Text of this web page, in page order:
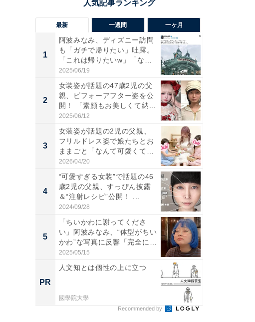
最新 一週間 一ヶ月
1
阿波みなみ、ディズニー訪問
も「ガチで帰りたい」吐露。
「これは帰りたいw」「なん
ち...
2025/06/19
2
女装姿が話題の47歳2児の父
親、ビフォーアフター姿を公
開！ 「素顔もお美しくて納...
2025/06/12
3
女装姿が話題の2児の父親、
フリルドレス姿で娘たちとお
ままごと「なんて可愛くて平
和...
2026/04/20
4
“可愛すぎる女装”で話題の46
歳2児の父親、すっぴん披露
＆“注射レシピ”公開！ ...
2024/09/28
5
「ちいかわに謝ってくださ
い」阿波みなみ、“体型がちい
かわ”な写真に反響「完全に
一...
2025/05/15
PR
人文知とは個性の上に立つ
國學院大學
Recommended by